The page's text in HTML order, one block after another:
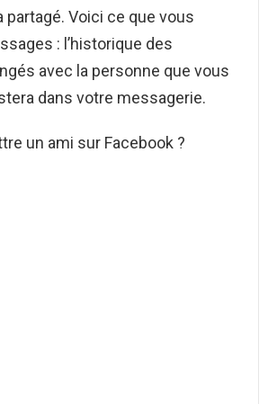
partagé. Voici ce que vous
: l’historique des
avec la personne que vous
dans votre messagerie.
un ami sur Facebook ?